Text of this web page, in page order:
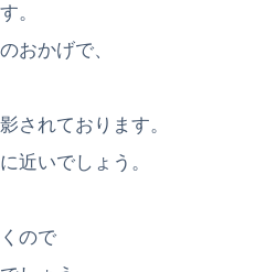
。
おかげで、
されております。
近いでしょう。
ので